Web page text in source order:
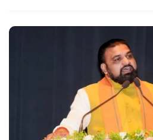
अन्य प्रस्तावों को भी मंजूरी दी गई है.